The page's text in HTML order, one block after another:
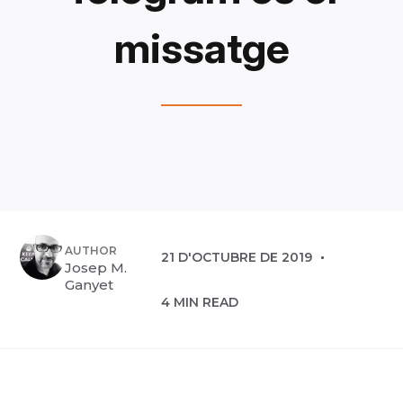
missatge
AUTHOR
Josep M.
Ganyet
21 D'OCTUBRE DE 2019
4 MIN READ